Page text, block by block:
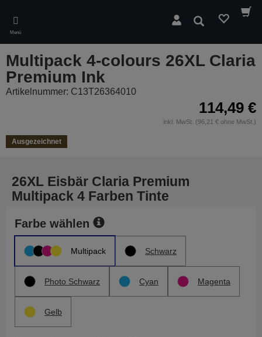
main
content
Menü
Suchen
Multipack 4-colours 26XL Claria
Premium Ink
Artikelnummer: C13T26364010
114,49 €
inkl. MwSt. (96,21 € ohne MwSt.)
Ausgezeichnet
26XL Eisbär Claria Premium
Multipack 4 Farben Tinte
Farbe wählen
Multipack Schwarz
Photo Schwarz Cyan Magenta
Gelb